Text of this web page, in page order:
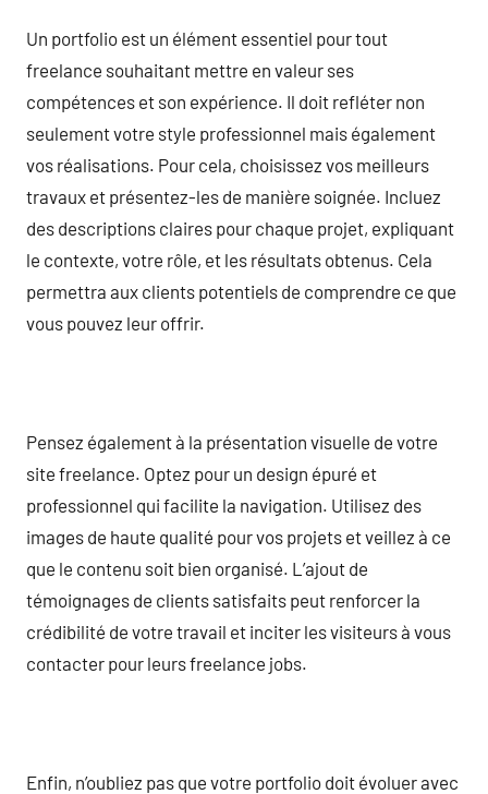
Un portfolio est un élément essentiel pour tout
freelance souhaitant mettre en valeur ses
compétences et son expérience. Il doit refléter non
seulement votre style professionnel mais également
vos réalisations. Pour cela, choisissez vos meilleurs
travaux et présentez-les de manière soignée. Incluez
des descriptions claires pour chaque projet, expliquant
le contexte, votre rôle, et les résultats obtenus. Cela
permettra aux clients potentiels de comprendre ce que
vous pouvez leur offrir.
Pensez également à la présentation visuelle de votre
site freelance. Optez pour un design épuré et
professionnel qui facilite la navigation. Utilisez des
images de haute qualité pour vos projets et veillez à ce
que le contenu soit bien organisé. L’ajout de
témoignages de clients satisfaits peut renforcer la
crédibilité de votre travail et inciter les visiteurs à vous
contacter pour leurs freelance jobs.
Enfin, n’oubliez pas que votre portfolio doit évoluer avec